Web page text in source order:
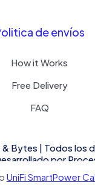
de envíos
How it Works
Free Delivery
FAQ
Bytes | Todos los
por
UniFi SmartPower